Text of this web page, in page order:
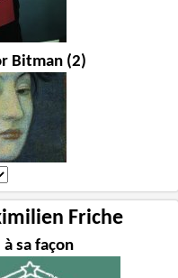
Bitman (2)
Friche
sa façon